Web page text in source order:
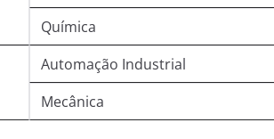
Química
Automação Industrial
Mecânica